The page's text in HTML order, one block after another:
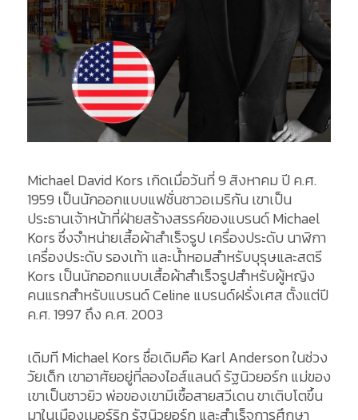
Michael David Kors เกิดเมื่อวันที่ 9 สิงหาคม ปี ค.ศ.
1959 เป็นนักออกแบบแฟชั่นชาวอเมริกัน เขาเป็น
ประธานเจ้าหน้าที่ฝ่ายสร้างสรรค์ของแบรนด์ Michael
Kors ซึ่งจำหน่ายเสื้อผ้าสำเร็จรูป เครื่องประดับ นาฬิกา
เครื่องประดับ รองเท้า และน้ำหอมสำหรับบุรุษและสตรี
Kors เป็นนักออกแบบเสื้อผ้าสำเร็จรูปสำหรับผู้หญิง
คนแรกสำหรับแบรนด์ Celine แบรนด์ฝรั่งเศส ตั้งแต่ปี
ค.ศ. 1997 ถึง ค.ศ. 2003
เดิมที Michael Kors ชื่อเดิมคือ Karl Anderson ในช่วง
วัยเด็ก เขาอาศัยอยู่ที่ลองไอส์แลนด์ รัฐนิวยอร์ก แม่ของ
เขาเป็นชาวยิว พ่อของเขามีเชื้อสายสวีเดน ขาเติบโตขึ้น
มาในเมืองเมอร์ริก รัฐนิวยอร์ก และสำเร็จการศึกษา